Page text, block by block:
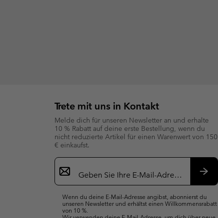
Trete mit uns in Kontakt
Melde dich für unseren Newsletter an und erhalte
10 % Rabatt auf deine erste Bestellung, wenn du
nicht reduzierte Artikel für einen Warenwert von 150
€ einkaufst.
Newsletter-
Anmeldung
Wenn du deine E-Mail-Adresse angibst, abonnierst du
unseren Newsletter und erhältst einen Willkommensrabatt
von 10 %.